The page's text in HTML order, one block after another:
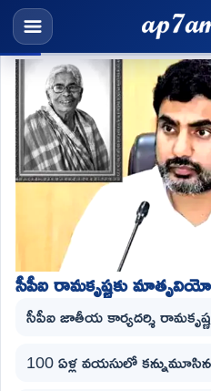
సీపీఐ రామకృష్ణకు
సీపీఐ జాతీయ కార్యదర్శి
100 ఏళ్ల వయసులో